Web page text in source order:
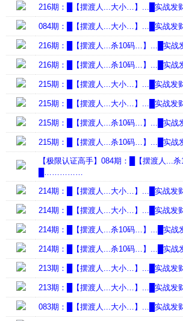
216期：█【摆渡人...大小…】...█实战
084期：█【摆渡人...大小…】...█实战
216期：█【摆渡人...杀10码…】...█实
216期：█【摆渡人...杀10码…】...█实
215期：█【摆渡人...大小…】...█实战
215期：█【摆渡人...大小…】...█实战
215期：█【摆渡人...杀10码…】...█实
215期：█【摆渡人...杀10码…】...█实
【极限认证高手】084期：█【摆渡人...
█……………
214期：█【摆渡人...大小…】...█实战
214期：█【摆渡人...大小…】...█实战
214期：█【摆渡人...杀10码…】...█实
214期：█【摆渡人...杀10码…】...█实
213期：█【摆渡人...大小…】...█实战
213期：█【摆渡人...大小…】...█实战
083期：█【摆渡人...大小…】...█实战